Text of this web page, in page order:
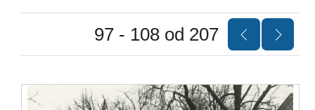
97 - 108 od 207